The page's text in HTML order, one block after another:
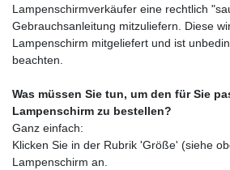
Lampenschirmverkäufer eine rechtlich
Gebrauchsanleitung mitzuliefern. Diese
Lampenschirm mitgeliefert und ist
beachten.
Was müssen Sie tun, um den für Sie
Lampenschirm zu bestellen?
Ganz einfach:
Klicken Sie in der Rubrik 'Größe' (siehe
Lampenschirm an.